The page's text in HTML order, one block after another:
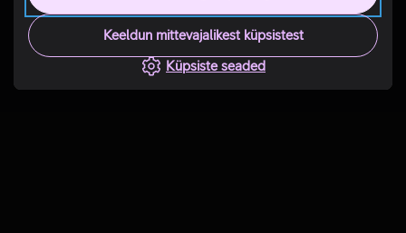
Keeldun mittevajalikest küpsistest
Küpsiste seaded